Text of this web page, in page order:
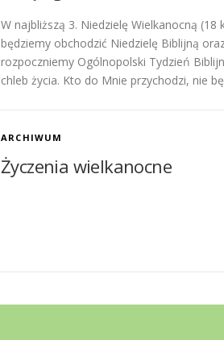
W najbliższą 3. Niedzielę Wielkanocną
będziemy obchodzić Niedzielę Biblijną
rozpoczniemy Ogólnopolski Tydzień
chleb życia. Kto do Mnie przychodzi, nie
ARCHIWUM
Życzenia wielkanocne